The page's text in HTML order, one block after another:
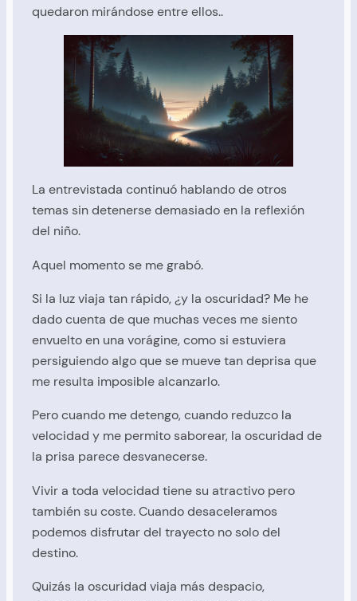
quedaron mirándose entre ellos..
La entrevistada continuó hablando de otros
temas sin detenerse demasiado en la reflexión
del niño.
Aquel momento se me grabó.
Si la luz viaja tan rápido, ¿y la oscuridad? Me he
dado cuenta de que muchas veces me siento
envuelto en una vorágine, como si estuviera
persiguiendo algo que se mueve tan deprisa que
me resulta imposible alcanzarlo.
Pero cuando me detengo, cuando reduzco la
velocidad y me permito saborear, la oscuridad de
la prisa parece desvanecerse.
Vivir a toda velocidad tiene su atractivo pero
también su coste. Cuando desaceleramos
podemos disfrutar del trayecto no solo del
destino.
Quizás la oscuridad viaja más despacio,